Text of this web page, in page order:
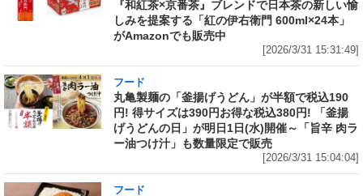
『和紅茶×京番茶』ブレンドで日本茶の新しい愉
しみを提案する「紅の伊右衛門 600ml×24本」
がAmazonでも販売中
[2026/3/31 15:31:49]
フード
丸亀製麺の「釜揚げうどん」が半額で税込190
円! 得サイズは390円お得な税込380円! 「釜揚
げうどんの日」が明日1日(水)開催～「旨辛 肉ラ
ー油つけ汁」も数量限定で販売
[2026/3/31 15:04:04]
フード